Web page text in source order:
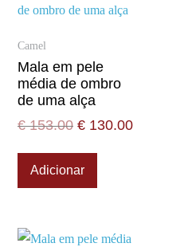
Camel
Mala em pele
média de ombro
de uma alça
€153.00 € 130.00
Adicionar